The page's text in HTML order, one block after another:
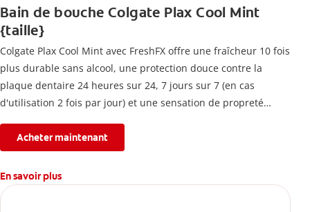
Bain de bouche Colgate Plax Cool Mint
{taille}
Colgate Plax Cool Mint avec FreshFX offre une fraîcheur 10 fois
plus durable sans alcool, une protection douce contre la
plaque dentaire 24 heures sur 24, 7 jours sur 7 (en cas
d'utilisation 2 fois par jour) et une sensation de propreté
Acheter maintenant
En savoir plus